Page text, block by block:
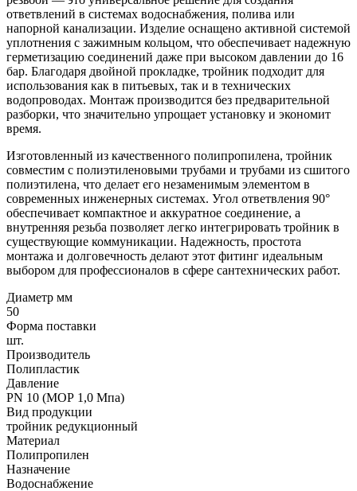
ответвлений в системах водоснабжения, полива или
напорной канализации. Изделие оснащено активной системой
уплотнения с зажимным кольцом, что обеспечивает надежную
герметизацию соединений даже при высоком давлении до 16
бар. Благодаря двойной прокладке, тройник подходит для
использования как в питьевых, так и в технических
водопроводах. Монтаж производится без предварительной
разборки, что значительно упрощает установку и экономит
время.
Изготовленный из качественного полипропилена, тройник
совместим с полиэтиленовыми трубами и трубами из сшитого
полиэтилена, что делает его незаменимым элементом в
современных инженерных системах. Угол ответвления 90°
обеспечивает компактное и аккуратное соединение, а
внутренняя резьба позволяет легко интегрировать тройник в
существующие коммуникации. Надежность, простота
монтажа и долговечность делают этот фитинг идеальным
выбором для профессионалов в сфере сантехнических работ.
Диаметр мм
50
Форма поставки
шт.
Производитель
Полипластик
Давление
PN 10 (МОР 1,0 Мпа)
Вид продукции
тройник редукционный
Материал
Полипропилен
Назначение
Водоснабжение